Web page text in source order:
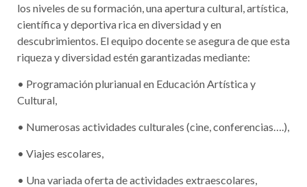
los niveles de su formación, una apertura cultural, artística,
científica y deportiva rica en diversidad y en
descubrimientos. El equipo docente se asegura de que esta
riqueza y diversidad estén garantizadas mediante:
• Programación plurianual en Educación Artística y
Cultural,
• Numerosas actividades culturales (cine, conferencias….),
• Viajes escolares,
• Una variada oferta de actividades extraescolares,